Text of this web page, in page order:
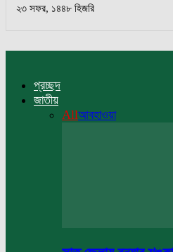
২৩ সফর, ১৪৪৮ হিজরি
প্রচ্ছদ
জাতীয়
Allআবহাওয়া